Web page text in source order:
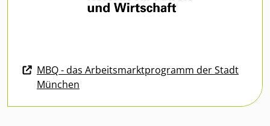
MBQ - das Arbeitsmarktprogramm der Stadt
München